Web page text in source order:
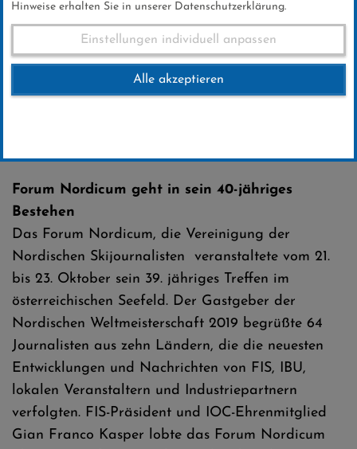
Forum Nordicum Seefeld 2018
25 .Oktober 2018
Forum Nordicum geht in sein 40-jähriges
Bestehen
Das Forum Nordicum, die Vereinigung der
Nordischen Skijournalisten veranstaltete vom 21.
bis 23. Oktober sein 39. jähriges Treffen im
österreichischen Seefeld. Der Gastgeber der
Nordischen Weltmeisterschaft 2019 begrüßte 64
Journalisten aus zehn Ländern, die die neuesten
Entwicklungen und Nachrichten von FIS, IBU,
lokalen Veranstaltern und Industriepartnern
verfolgten. FIS-Präsident und IOC-Ehrenmitglied
Gian Franco Kasper lobte das Forum Nordicum
Hinweise erhalten Sie in unserer Datenschutzerklärung.
Einstellungen individuell anpassen
Alle akzeptieren